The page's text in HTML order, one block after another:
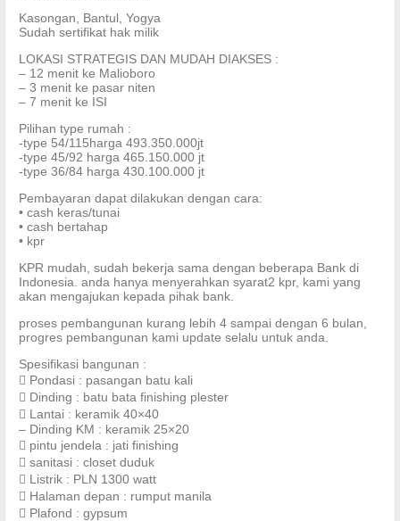
Kasongan, Bantul, Yogya
Sudah sertifikat hak milik
LOKASI STRATEGIS DAN MUDAH DIAKSES :
– 12 menit ke Malioboro
– 3 menit ke pasar niten
– 7 menit ke ISI
Pilihan type rumah :
-type 54/115harga 493.350.000jt
-type 45/92 harga 465.150.000 jt
-type 36/84 harga 430.100.000 jt
Pembayaran dapat dilakukan dengan cara:
• cash keras/tunai
• cash bertahap
• kpr
KPR mudah, sudah bekerja sama dengan beberapa Bank di
Indonesia. anda hanya menyerahkan syarat2 kpr, kami yang
akan mengajukan kepada pihak bank.
proses pembangunan kurang lebih 4 sampai dengan 6 bulan,
progres pembangunan kami update selalu untuk anda.
Spesifikasi bangunan :
 Pondasi : pasangan batu kali
 Dinding : batu bata finishing plester
 Lantai : keramik 40×40
– Dinding KM : keramik 25×20
 pintu jendela : jati finishing
 sanitasi : closet duduk
 Listrik : PLN 1300 watt
 Halaman depan : rumput manila
 Plafond : gypsum